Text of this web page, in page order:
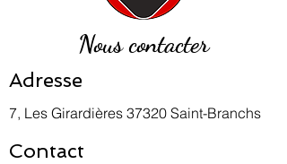
Nous contacter
Adresse
7, Les Girardières 37320 Saint-Branchs
Contact